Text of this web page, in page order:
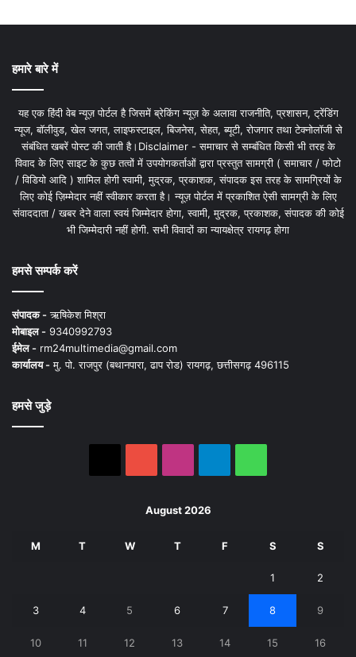
हमारे बारे में
यह एक हिंदी वेब न्यूज़ पोर्टल है जिसमें ब्रेकिंग न्यूज़ के अलावा राजनीति, प्रशासन, ट्रेंडिंग
न्यूज, बॉलीवुड, खेल जगत, लाइफस्टाइल, बिजनेस, सेहत, ब्यूटी, रोजगार तथा टेक्नोलॉजी से
संबंधित खबरें पोस्ट की जाती है।Disclaimer - समाचार से सम्बंधित किसी भी तरह के
विवाद के लिए साइट के कुछ तत्वों में उपयोगकर्ताओं द्वारा प्रस्तुत सामग्री ( समाचार / फोटो
/ विडियो आदि ) शामिल होगी स्वामी, मुद्रक, प्रकाशक, संपादक इस तरह के सामग्रियों के
लिए कोई ज़िम्मेदार नहीं स्वीकार करता है। न्यूज़ पोर्टल में प्रकाशित ऐसी सामग्री के लिए
संवाददाता / खबर देने वाला स्वयं जिम्मेदार होगा, स्वामी, मुद्रक, प्रकाशक, संपादक की कोई
भी जिम्मेदारी नहीं होगी. सभी विवादों का न्यायक्षेत्र रायगढ़ होगा
हमसे सम्पर्क करें
संपादक -ऋषिकेश मिश्रा
मोबाइल - 9340992793
ईमेल - rm24multimedia@gmail.com
कार्यालय -मु. पो. राजपुर (बथानपारा, ढाप रोड) रायगढ़, छत्तीसगढ़ 496115
हमसे जुड़े
August 2026
M T W T F S S
1 2
3 4 5 6 7 8 9
10 11 12 13 14 15 16